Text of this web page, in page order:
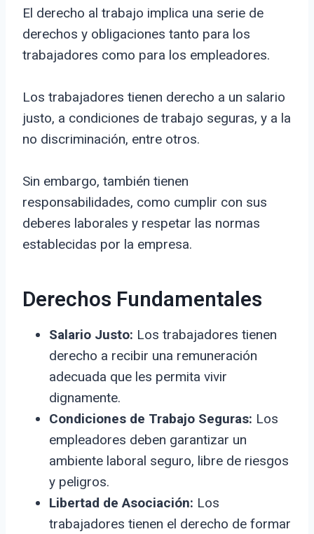
El derecho al trabajo implica una serie de
derechos y obligaciones tanto para los
trabajadores como para los empleadores.
Los trabajadores tienen derecho a un salario
justo, a condiciones de trabajo seguras, y a la
no discriminación, entre otros.
Sin embargo, también tienen
responsabilidades, como cumplir con sus
deberes laborales y respetar las normas
establecidas por la empresa.
Derechos Fundamentales
Salario Justo: Los trabajadores tienen
derecho a recibir una remuneración
adecuada que les permita vivir
dignamente.
Condiciones de Trabajo Seguras: Los
empleadores deben garantizar un
ambiente laboral seguro, libre de riesgos
y peligros.
Libertad de Asociación: Los
trabajadores tienen el derecho de formar